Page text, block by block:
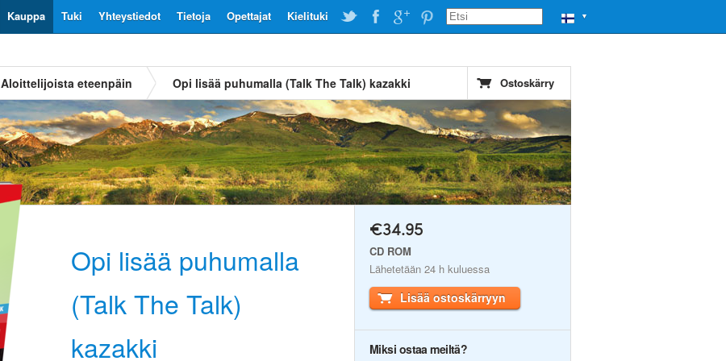
▼
Kielituki
Opettajat
Tietoja
Yhteystiedot
Tuki
Kauppa
Aloittelijoista eteenpäin Opi lisää puhumalla (Talk The Talk) kazakki Ostoskärry
Opi lisää puhumalla
(Talk The Talk)
kazakki
€34.95
CD ROM
Lähetetään 24 h kuluessa
Lisää ostoskärryyn
Miksi ostaa meiltä?